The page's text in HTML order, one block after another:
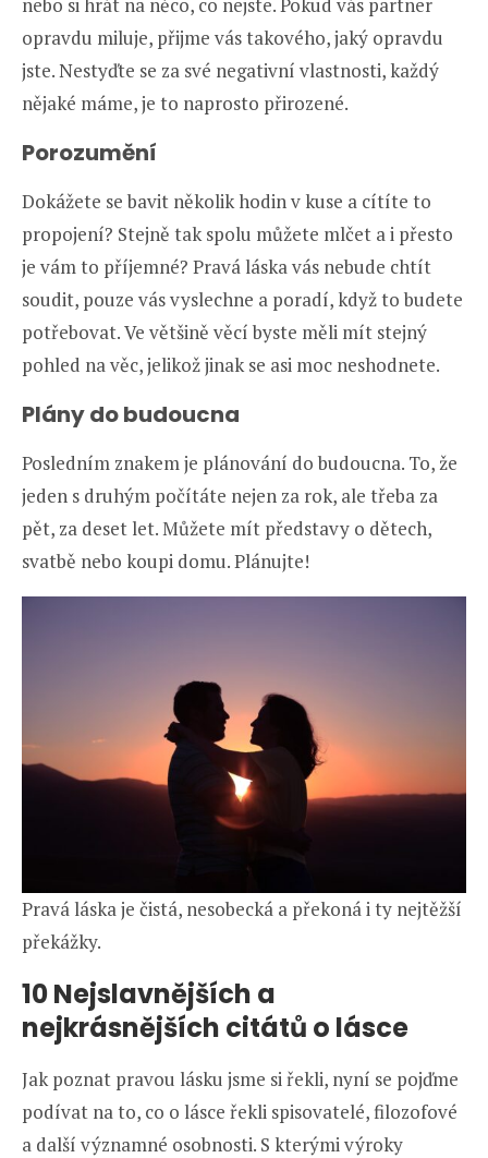
opravdu miluje, přijme vás takového, jaký opravdu
jste. Nestyďte se za své negativní vlastnosti, každý
nějaké máme, je to naprosto přirozené.
Porozumění
Dokážete se bavit několik hodin v kuse a cítíte to
propojení? Stejně tak spolu můžete mlčet a i přesto
je vám to příjemné? Pravá láska vás nebude chtít
soudit, pouze vás vyslechne a poradí, když to budete
potřebovat. Ve většině věcí byste měli mít stejný
pohled na věc, jelikož jinak se asi moc neshodnete.
Plány do budoucna
Posledním znakem je plánování do budoucna. To, že
jeden s druhým počítáte nejen za rok, ale třeba za
pět, za deset let. Můžete mít představy o dětech,
svatbě nebo koupi domu. Plánujte!
Pravá láska je čistá, nesobecká a překoná i ty nejtěžší
překážky.
10 Nejslavnějších a
nejkrásnějších citátů o lásce
Jak poznat pravou lásku jsme si řekli, nyní se pojďme
podívat na to, co o lásce řekli spisovatelé, filozofové
a další významné osobnosti. S kterými výroky